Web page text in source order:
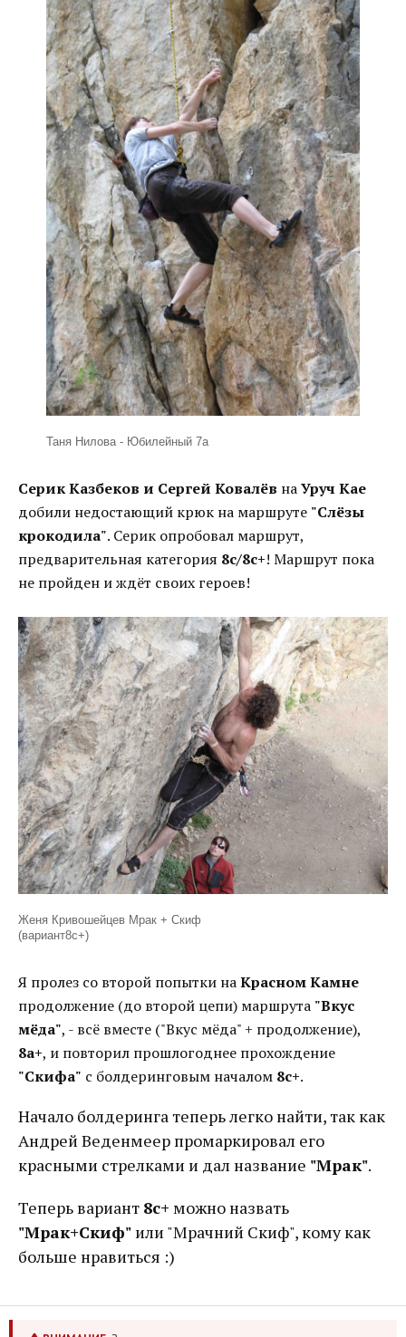
Таня Нилова - Юбилейный 7а
Серик Казбеков и Сергей Ковалёв наУруч Кае
добили недостающий крюк на маршруте "Слёзы
крокодила". Серик опробовал маршрут,
предварительная категория 8с/8с+! Маршрут пока
не пройден и ждёт своих героев!
Женя Кривошейцев Мрак + Скиф
(вариант8с+)
Я пролез со второй попытки наКрасном Камне
продолжение (до второй цепи) маршрута "Вкус
мёда", - всё вместе ("Вкус мёда" + продолжение),
8а+, и повторил прошлогоднее прохождение
"Скифа" с болдеринговым началом 8с+.
Начало болдеринга теперь легко найти, так как
Андрей Веденмеер промаркировал его
красными стрелками и дал название "Мрак".
Теперь вариант 8с+ можно назвать
"Мрак+Скиф" или "Мрачний Скиф", кому как
больше нравиться :)